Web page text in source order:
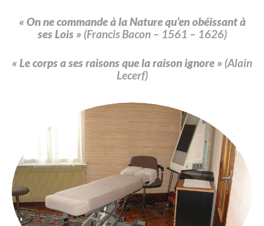
« On ne commande à la Nature qu’en obéissant à
ses Lois » (Francis Bacon – 1561 – 1626)
« Le corps a ses raisons que la raison ignore » (Alain
Lecerf)